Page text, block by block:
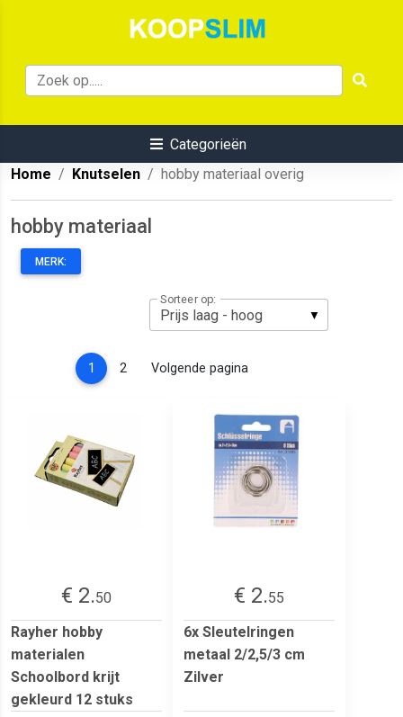
Categorieën
Home
Knutselen hobby materiaal overig
hobby materiaal
MERK:
Sorteer op:
1 (current)
2 Volgende pagina
€ 2.50
Rayher hobby
materialen
Schoolbord krijt
gekleurd 12 stuks
€ 2.55
6x Sleutelringen
metaal 2/2,5/3 cm
Zilver